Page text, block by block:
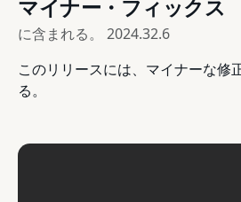
マイナー・フィックス
に含まれる。 2024.32.6
このリリースには、マイナーな修
る。